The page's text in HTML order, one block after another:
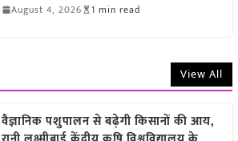
August 4, 2026 1 min read
View All
वैज्ञानिक पशुपालन से बढ़ेगी किसानों की आय,